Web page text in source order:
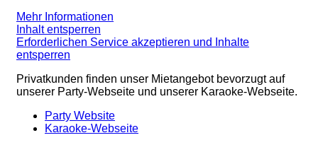
Mehr Informationen
Inhalt entsperren
Erforderlichen Service akzeptieren und Inhalte
entsperren
Privatkunden finden unser Mietangebot bevorzugt auf
unserer Party-Webseite und unserer Karaoke-Webseite.
Party Website
Karaoke-Webseite